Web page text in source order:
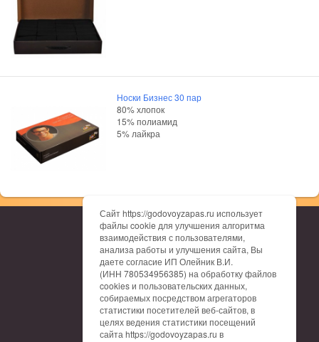
Носки Бизнес 30 пар
80% хлопок
15% полиамид
5% лайкра
О нас
Каталог
Доставка
Оплата
Гарантия
Отзывы
Контакты
Таблица размеров
Сайт https://godovoyzapas.ru использует
файлы cookie для улучшения алгоритма
взаимодействия с пользователями,
анализа работы и улучшения сайта, Вы
даете согласие ИП Олейник В.И.
(ИНН 780534956385) на обработку файлов
cookies и пользовательских данных,
собираемых посредством агрегаторов
статистики посетителей веб-сайтов, в
целях ведения статистики посещений
сайта https://godovoyzapas.ru в